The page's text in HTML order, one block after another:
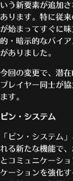
いう新要素が追加
あります。特に従
が始まってすぐに
的・暗示的なバイ
がありました。
今回の変更で、潜
プレイヤー同士が
ます。
ピン・システム
「ピン・システム
れる新たな機能で
とコミュニケーシ
ケーションを強化